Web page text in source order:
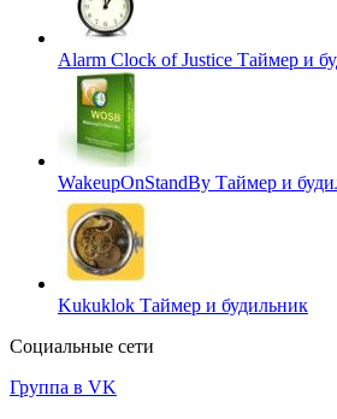
Alarm Clock of Justice Таймер и
WakeupOnStandBy Таймер и
Kukuklok Таймер и будильник
Социальные сети
Группа в VK